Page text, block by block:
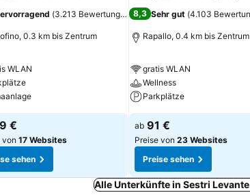
(3.213 Bewertungen)
0.3 km bis Zentrum
WLAN
€
von 17 Websites
sehen
8,3 Sehr gut (4.103
Rapallo, 0.4 km bis Zentrum
gratis WLAN
Wellness
Parkplätze
ab 91 €
Preise von 23 Websites
Preise sehen
Alle Unterkünfte in Sestri